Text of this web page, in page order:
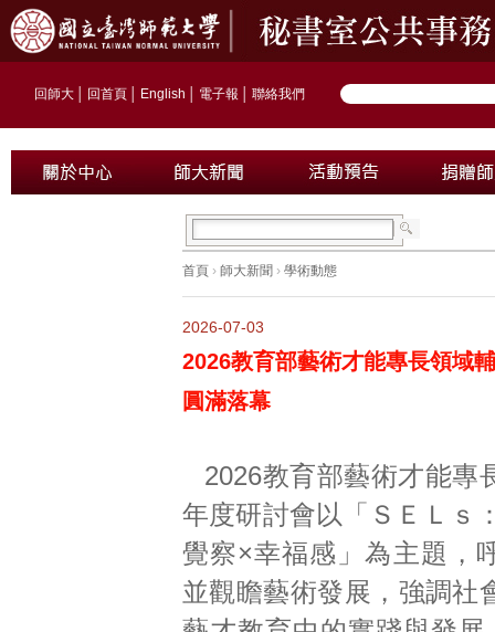
回師大 回首頁 English 電子報 聯絡我們
首頁 › 師大新聞 › 學術動態
2026-07-03
2026教育部藝術才能專長領域
圓滿落幕
2026教育部藝術才能專
年度研討會以「ＳＥＬｓ
覺察×幸福感」為主題，
並觀瞻藝術發展，強調社